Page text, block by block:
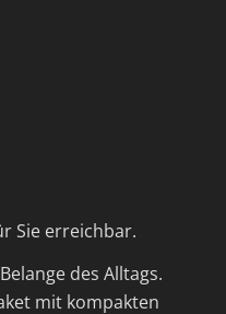
Sie erreichbar.
des Alltags.
mit kompakten